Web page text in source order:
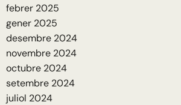
febrer 2025
gener 2025
desembre 2024
novembre 2024
octubre 2024
setembre 2024
juliol 2024